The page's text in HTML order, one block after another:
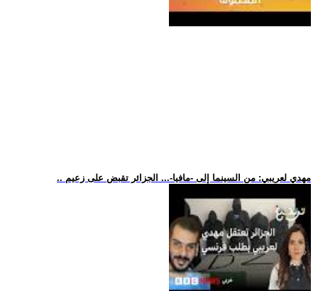
.. مهدي لعريبي: من السينما إلى -مافيا-... الجزائر تقبض على زعيم